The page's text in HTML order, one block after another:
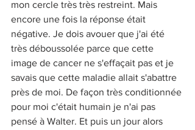
mon cercle très très restreint. Mais
encore une fois la réponse était
négative. Je dois avouer que j'ai été
très déboussolée parce que cette
image de cancer ne s'effaçait pas et je
savais que cette maladie allait s'abattre
près de moi. De façon très conditionnée
pour moi c'était humain je n'ai pas
pensé à Walter. Et puis un jour alors